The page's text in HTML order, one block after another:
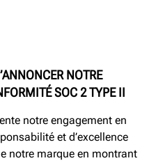
NOTRE
SOC 2 TYPE II
notre engagement en
et d’excellence
notre marque en montrant